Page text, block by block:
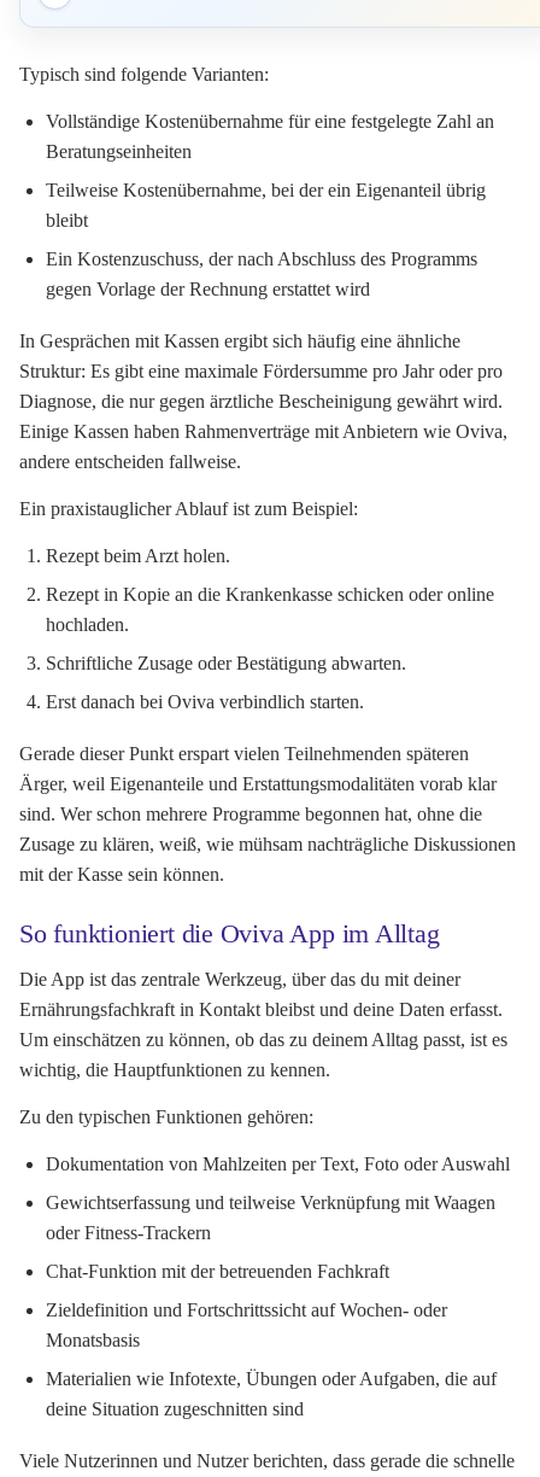
Typisch sind folgende Varianten:
Vollständige Kostenübernahme für eine festgelegte Zahl an
Beratungseinheiten
Teilweise Kostenübernahme, bei der ein Eigenanteil übrig
bleibt
Ein Kostenzuschuss, der nach Abschluss des Programms
gegen Vorlage der Rechnung erstattet wird
In Gesprächen mit Kassen ergibt sich häufig eine ähnliche
Struktur: Es gibt eine maximale Fördersumme pro Jahr oder pro
Diagnose, die nur gegen ärztliche Bescheinigung gewährt wird.
Einige Kassen haben Rahmenverträge mit Anbietern wie Oviva,
andere entscheiden fallweise.
Ein praxistauglicher Ablauf ist zum Beispiel:
Rezept beim Arzt holen.
Rezept in Kopie an die Krankenkasse schicken oder online
hochladen.
Schriftliche Zusage oder Bestätigung abwarten.
Erst danach bei Oviva verbindlich starten.
Gerade dieser Punkt erspart vielen Teilnehmenden späteren
Ärger, weil Eigenanteile und Erstattungsmodalitäten vorab klar
sind. Wer schon mehrere Programme begonnen hat, ohne die
Zusage zu klären, weiß, wie mühsam nachträgliche Diskussionen
mit der Kasse sein können.
So funktioniert die Oviva App im Alltag
Die App ist das zentrale Werkzeug, über das du mit deiner
Ernährungsfachkraft in Kontakt bleibst und deine Daten erfasst.
Um einschätzen zu können, ob das zu deinem Alltag passt, ist es
wichtig, die Hauptfunktionen zu kennen.
Zu den typischen Funktionen gehören:
Dokumentation von Mahlzeiten per Text, Foto oder Auswahl
Gewichtserfassung und teilweise Verknüpfung mit Waagen
oder Fitness-Trackern
Chat-Funktion mit der betreuenden Fachkraft
Zieldefinition und Fortschrittssicht auf Wochen- oder
Monatsbasis
Materialien wie Infotexte, Übungen oder Aufgaben, die auf
deine Situation zugeschnitten sind
Viele Nutzerinnen und Nutzer berichten, dass gerade die schnelle